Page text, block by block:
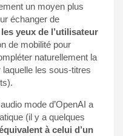
un moyen plus
échanger de
yeux de l’utilisateur
de mobilité pour
naturellement la
laquelle les sous-titres
mode d’OpenAI a
(il y a quelques
à celui d’un